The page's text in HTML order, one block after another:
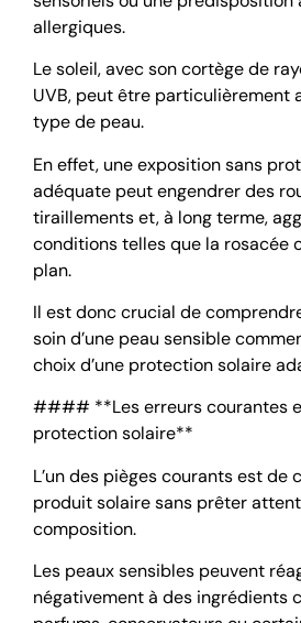
allergiques.
Le soleil, avec son cortège de
UVB, peut être particulièrement
type de peau.
En effet, une exposition sans
adéquate peut engendrer des
tiraillements et, à long terme,
conditions telles que la rosacée
plan.
Il est donc crucial de
soin d’une peau sensible
choix d’une protection solaire
#### **Les erreurs courantes
protection solaire**
L’un des pièges courants est de
produit solaire sans prêter
composition.
Les peaux sensibles peuvent
négativement à des ingrédients